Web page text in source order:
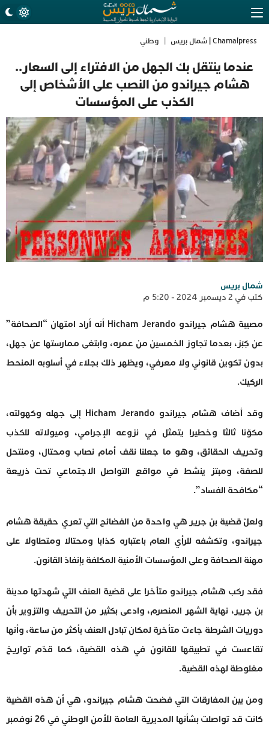
Chamalpress | شمال بريس وطني
عندما ينتقل بك الجهل من الافتراء إلى السعار..
هشام جيراندو من النصب على الأشخاص إلى
الكذب على المؤسسات
شمال بريس
كتب في 2 ديسمبر 2024 - 5:20 م
مصيبة هشام جيراندو Hicham Jerando أنه أراد امتهان “الصحافة”
عن كِبَرْ، بعدما تجاوز الخمسين من عمره، وابتغى ممارستها عن جهل،
بدون تكوين قانوني ولا معرفي، ويظهر ذلك بجلاء في أسلوبه المنحط
الركيك.
وقد أضاف هشام جيراندو Hicham Jerando إلى جهله وكهولته،
مكوّنا ثالثا وخطيرا يتمثل في نزوعه الإجرامي، وميولاته للكذب
وتحريف الحقائق، وهو ما جعلنا نقف أمام نصاب ومحتال، ومنتحل
للصفة، ومبتز ينشط في مواقع التواصل الاجتماعي تحت ذريعة
“مكافحة الفساد”.
ولعلّ قضية بن جرير هي واحدة من الفضائح التي تعري حقيقة هشام
جيراندو، وتكشفه للرأي العام باعتباره كذابا ومحتالا ومتطاولا على
مهنة الصحافة وعلى المؤسسات الأمنية المكلفة بإنفاذ القانون.
فقد ركب هشام جيراندو متأخرا على قضية العنف التي شهدتها مدينة
بن جرير، نهاية الشهر المنصرم، وادعى بكثير من التحريف والتزوير بأن
دوريات الشرطة جاءت متأخرة لمكان تبادل العنف بأكثر من ساعة، وأنها
تقاعست في تطبيقها للقانون في هذه القضية، كما قدّم تواريخ
مغلوطة لهذه القضية.
ومن بين المفارقات التي فضحت هشام جيراندو، هي أن هذه القضية
كانت قد تواصلت بشأنها المديرية العامة للأمن الوطني في 26 نوفمبر